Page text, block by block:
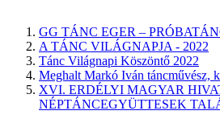
GG TÁNC EGER –
A TÁNC VILÁGNAPJA - 2022
Tánc Világnapi Köszöntő 2022
Meghalt Markó Iván táncművész,
XVI. ERDÉLYI MAGYAR
NÉPTÁNCEGYÜTTESEK